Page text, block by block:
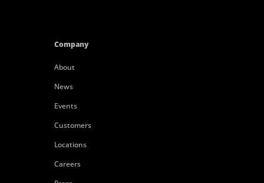
Company
About
News
Events
Customers
Locations
Careers